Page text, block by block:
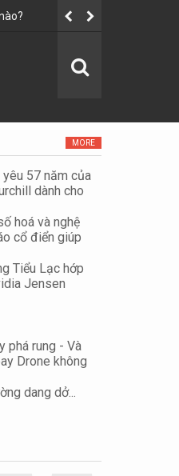
MORE
yêu 57 năm của
dành cho
hoá và nghệ
cổ điển giúp
nào?
Tiểu Lạc hớp
Jensen
phá rung - Và
Drone không
dang dở...